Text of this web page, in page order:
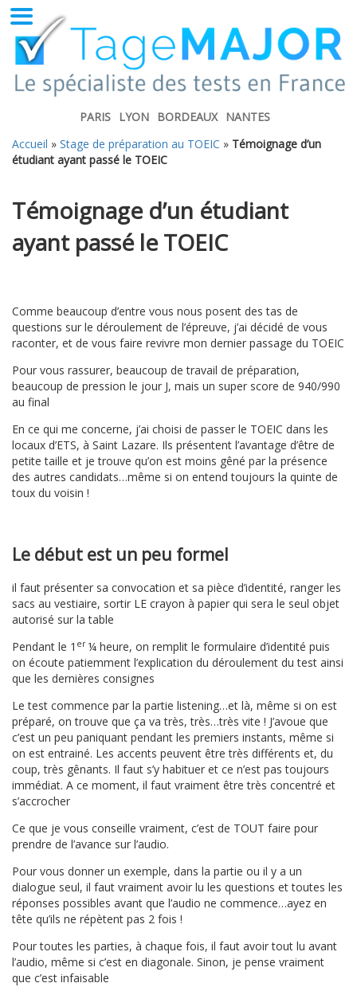
PARIS LYON BORDEAUX
NANTES
Accueil » Stage de préparation au TOEIC » Témoignage d’un
étudiant ayant passé le TOEIC
Témoignage d’un étudiant
ayant passé le TOEIC
Comme beaucoup d’entre vous nous posent des tas de
questions sur le déroulement de l’épreuve, j’ai décidé de vous
raconter, et de vous faire revivre mon dernier passage du TOEIC
Pour vous rassurer, beaucoup de travail de préparation,
beaucoup de pression le jour J, mais un super score de 940/990
au final
En ce qui me concerne, j’ai choisi de passer le TOEIC dans les
locaux d’ETS, à Saint Lazare. Ils présentent l’avantage d’être de
petite taille et je trouve qu’on est moins gêné par la présence
des autres candidats…même si on entend toujours la quinte de
toux du voisin !
Le début est un peu formel
il faut présenter sa convocation et sa pièce d’identité, ranger les
sacs au vestiaire, sortir LE crayon à papier qui sera le seul objet
autorisé sur la table
Pendant le 1 er¼ heure, on remplit le formulaire d’identité puis
on écoute patiemment l’explication du déroulement du test ainsi
que les dernières consignes
Le test commence par la partie listening…et là, même si on est
préparé, on trouve que ça va très, très…très vite ! J’avoue que
c’est un peu paniquant pendant les premiers instants, même si
on est entrainé. Les accents peuvent être très différents et, du
coup, très gênants. Il faut s’y habituer et ce n’est pas toujours
immédiat. A ce moment, il faut vraiment être très concentré et
s’accrocher
Ce que je vous conseille vraiment, c’est de TOUT faire pour
prendre de l’avance sur l’audio.
Pour vous donner un exemple, dans la partie ou il y a un
dialogue seul, il faut vraiment avoir lu les questions et toutes les
réponses possibles avant que l’audio ne commence…ayez en
tête qu’ils ne répètent pas 2 fois !
Pour toutes les parties, à chaque fois, il faut avoir tout lu avant
l’audio, même si c’est en diagonale. Sinon, je pense vraiment
que c’est infaisable